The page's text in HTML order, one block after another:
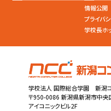
情報公開
プライバ
学校長ホ
学校法人 国際総合学園 新潟
〒950-0086 新潟県新潟市中
アイコニックビル2F